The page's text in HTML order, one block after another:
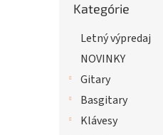
kategórie
Kategórie
Letný výpredaj
NOVINKY
Gitary
Basgitary
Klávesy